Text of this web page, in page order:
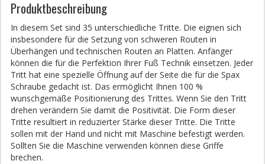
Produktbeschreibung
In diesem Set sind 35 unterschiedliche Tritte. Die eignen sich
insbesondere für die Setzung von schweren Routen in
Überhängen und technischen Routen an Platten. Anfänger
können die für die Perfektion Ihrer Fuß Technik einsetzen. Jeder
Tritt hat eine spezielle Öffnung auf der Seite die für die Spax
Schraube gedacht ist. Das ermöglicht Ihnen 100 %
wunschgemäße Positionierung des Trittes. Wenn Sie den Tritt
drehen verändern Sie damit die Positivität. Die Form dieser
Tritte resultiert in reduzierter Stärke dieser Tritte. Die Tritte
sollen mit der Hand und nicht mit Maschine befestigt werden.
Sollten Sie die Maschine verwenden können diese Griffe
brechen.